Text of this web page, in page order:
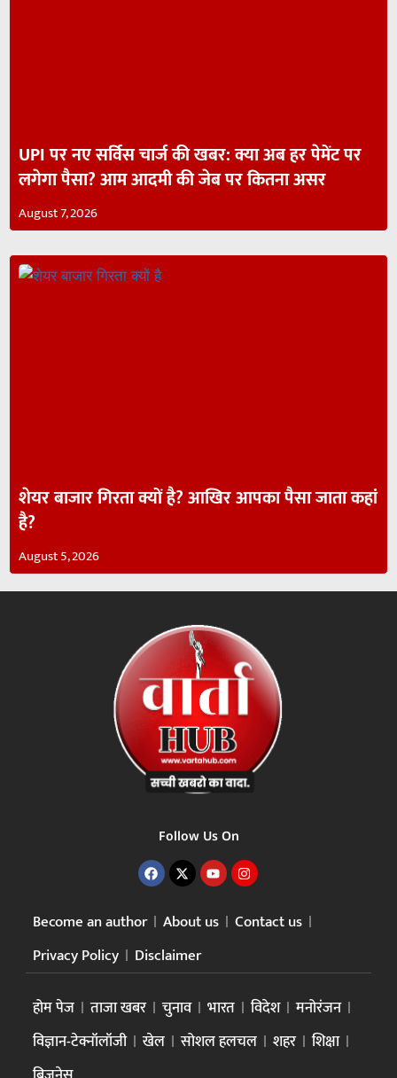
UPI पर नए सर्विस चार्ज की खबर: क्या अब हर पेमेंट पर
लगेगा पैसा? आम आदमी की जेब पर कितना असर
August 7, 2026
शेयर बाजार गिरता क्यों है? आखिर आपका पैसा जाता कहां
है?
August 5, 2026
Follow Us On
Become an author About us
Contact us
Privacy Policy
Disclaimer
होम पेज ताजा खबर चुनाव भारत विदेश
मनोरंजन
विज्ञान-टेक्नॉलॉजी
खेल सोशल हलचल शहर
शिक्षा